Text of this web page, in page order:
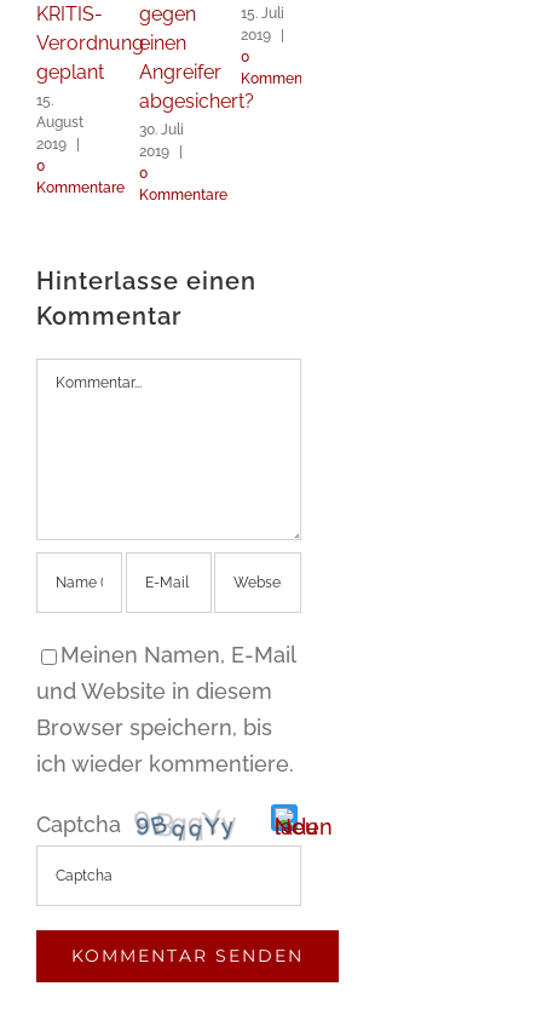
KRITIS-
Verordnung
geplant
15.
August
2019
0
Kommentare
gegen
einen
Angreifer
abgesichert?
30. Juli
2019
0
Kommentare
15. Juli
2019
0
Kommentare
Hinterlasse einen
Kommentar
Kommentar
Meinen Namen, E-Mail
und Website in diesem
Browser speichern, bis
ich wieder kommentiere.
Captcha